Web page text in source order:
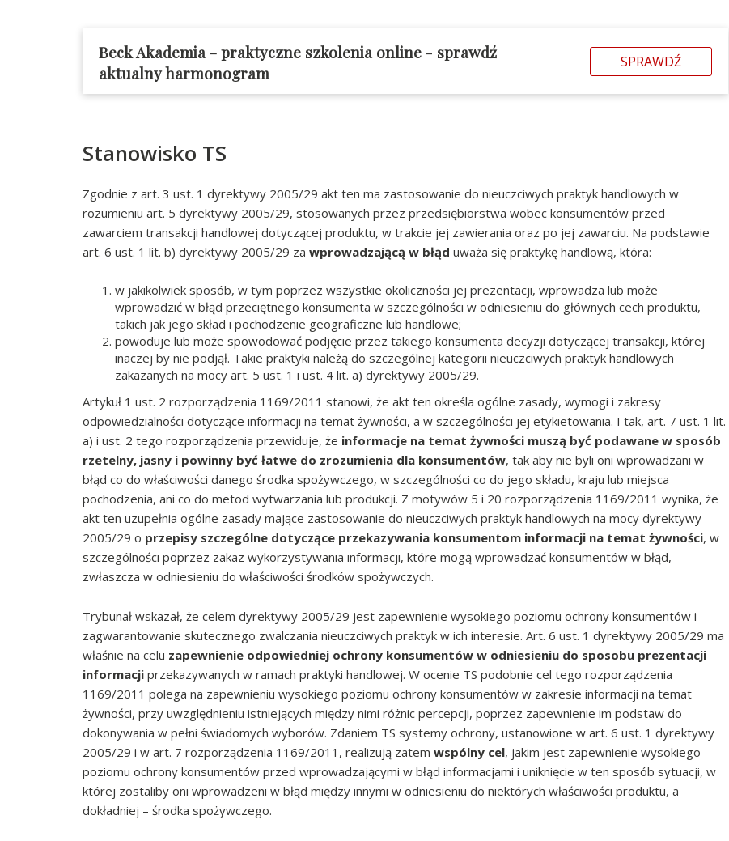
Beck Akademia - praktyczne szkolenia online - sprawdź
aktualny harmonogram
SPRAWDŹ
Stanowisko TS
Zgodnie z art. 3 ust. 1 dyrektywy 2005/29 akt ten ma zastosowanie do nieuczciwych praktyk handlowych w
rozumieniu art. 5 dyrektywy 2005/29, stosowanych przez przedsiębiorstwa wobec konsumentów przed
zawarciem transakcji handlowej dotyczącej produktu, w trakcie jej zawierania oraz po jej zawarciu. Na podstawie
art. 6 ust. 1 lit. b) dyrektywy 2005/29 za wprowadzającą w błąd uważa się praktykę handlową, która:
w jakikolwiek sposób, w tym poprzez wszystkie okoliczności jej prezentacji, wprowadza lub może
wprowadzić w błąd przeciętnego konsumenta w szczególności w odniesieniu do głównych cech produktu,
takich jak jego skład i pochodzenie geograficzne lub handlowe;
powoduje lub może spowodować podjęcie przez takiego konsumenta decyzji dotyczącej transakcji, której
inaczej by nie podjął. Takie praktyki należą do szczególnej kategorii nieuczciwych praktyk handlowych
zakazanych na mocy art. 5 ust. 1 i ust. 4 lit. a) dyrektywy 2005/29.
Artykuł 1 ust. 2 rozporządzenia 1169/2011 stanowi, że akt ten określa ogólne zasady, wymogi i zakresy
odpowiedzialności dotyczące informacji na temat żywności, a w szczególności jej etykietowania. I tak, art. 7 ust. 1 lit.
a) i ust. 2 tego rozporządzenia przewiduje, że informacje na temat żywności muszą być podawane w sposób
rzetelny, jasny i powinny być łatwe do zrozumienia dla konsumentów, tak aby nie byli oni wprowadzani w
błąd co do właściwości danego środka spożywczego, w szczególności co do jego składu, kraju lub miejsca
pochodzenia, ani co do metod wytwarzania lub produkcji. Z motywów 5 i 20 rozporządzenia 1169/2011 wynika, że
akt ten uzupełnia ogólne zasady mające zastosowanie do nieuczciwych praktyk handlowych na mocy dyrektywy
2005/29 o przepisy szczególne dotyczące przekazywania konsumentom informacji na temat żywności, w
szczególności poprzez zakaz wykorzystywania informacji, które mogą wprowadzać konsumentów w błąd,
zwłaszcza w odniesieniu do właściwości środków spożywczych.
Trybunał wskazał, że celem dyrektywy 2005/29 jest zapewnienie wysokiego poziomu ochrony konsumentów i
zagwarantowanie skutecznego zwalczania nieuczciwych praktyk w ich interesie. Art. 6 ust. 1 dyrektywy 2005/29 ma
właśnie na celu zapewnienie odpowiedniej ochrony konsumentów w odniesieniu do sposobu prezentacji
informacji przekazywanych w ramach praktyki handlowej. W ocenie TS podobnie cel tego rozporządzenia
1169/2011 polega na zapewnieniu wysokiego poziomu ochrony konsumentów w zakresie informacji na temat
żywności, przy uwzględnieniu istniejących między nimi różnic percepcji, poprzez zapewnienie im podstaw do
dokonywania w pełni świadomych wyborów. Zdaniem TS systemy ochrony, ustanowione w art. 6 ust. 1 dyrektywy
2005/29 i w art. 7 rozporządzenia 1169/2011, realizują zatem wspólny cel, jakim jest zapewnienie wysokiego
poziomu ochrony konsumentów przed wprowadzającymi w błąd informacjami i uniknięcie w ten sposób sytuacji, w
której zostaliby oni wprowadzeni w błąd między innymi w odniesieniu do niektórych właściwości produktu, a
dokładniej – środka spożywczego.